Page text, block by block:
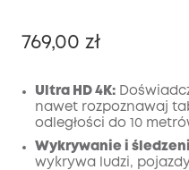
769,00 zł
Wyłączony
Kod:
Ultra HD 4K:
nawet rozpoznawaj
odległości do 10
Wykrywanie i
wykrywa ludzi,